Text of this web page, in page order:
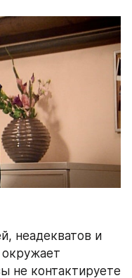
неадекватов и
не контактируете